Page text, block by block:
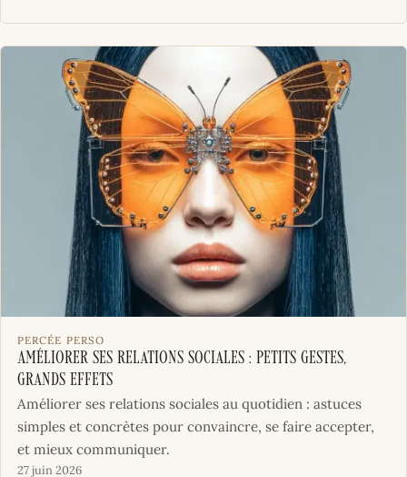
PERCÉE PERSO
Améliorer ses relations sociales : petits gestes,
grands effets
Améliorer ses relations sociales au quotidien : astuces
simples et concrètes pour convaincre, se faire accepter,
et mieux communiquer.
27 juin 2026